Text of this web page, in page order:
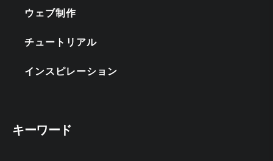
ウェブ制作
チュートリアル
インスピレーション
キーワード